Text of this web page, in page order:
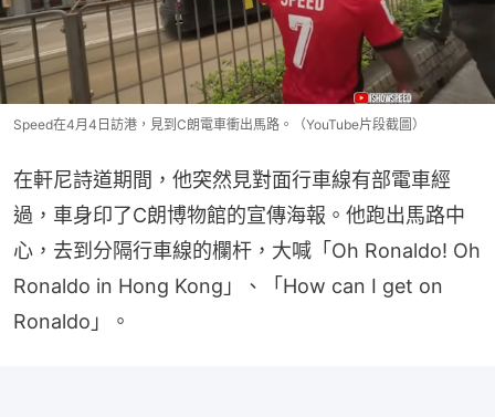
Speed在4月4日訪港，見到C朗電車衝出馬路。（YouTube片段截圖）
在軒尼詩道期間，他突然見對面行車線有部電車經
過，車身印了C朗博物館的宣傳海報。他跑出馬路中
心，去到分隔行車線的欄杆，大喊「Oh Ronaldo! Oh
Ronaldo in Hong Kong」、「How can I get on
Ronaldo」。